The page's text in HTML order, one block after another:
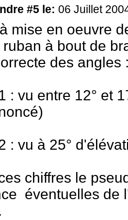
#5 le: 06 Juillet
mise en oeuvre
ruban à bout de
des angles
: vu entre 12° et
: vu à 25°
chiffres le
éventuelles de